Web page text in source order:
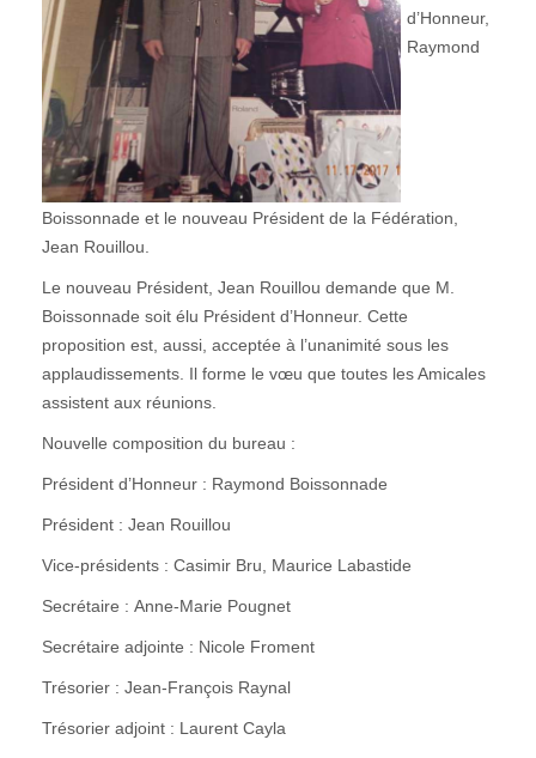
d’Honneur,
Raymond
Boissonnade et le nouveau Président de la Fédération,
Jean Rouillou.
Le nouveau Président, Jean Rouillou demande que M.
Boissonnade soit élu Président d’Honneur. Cette
proposition est, aussi, acceptée à l’unanimité sous les
applaudissements. Il forme le vœu que toutes les Amicales
assistent aux réunions.
Nouvelle composition du bureau :
Président d’Honneur : Raymond Boissonnade
Président : Jean Rouillou
Vice-présidents : Casimir Bru, Maurice Labastide
Secrétaire : Anne-Marie Pougnet
Secrétaire adjointe : Nicole Froment
Trésorier : Jean-François Raynal
Trésorier adjoint : Laurent Cayla